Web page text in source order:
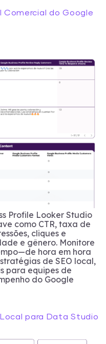
Comercial do Google
Profile Looker Studio
como CTR, taxa de
cliques e
e gênero. Monitore
hora em hora
de SEO local,
para equipes de
do Google
para Data Studio